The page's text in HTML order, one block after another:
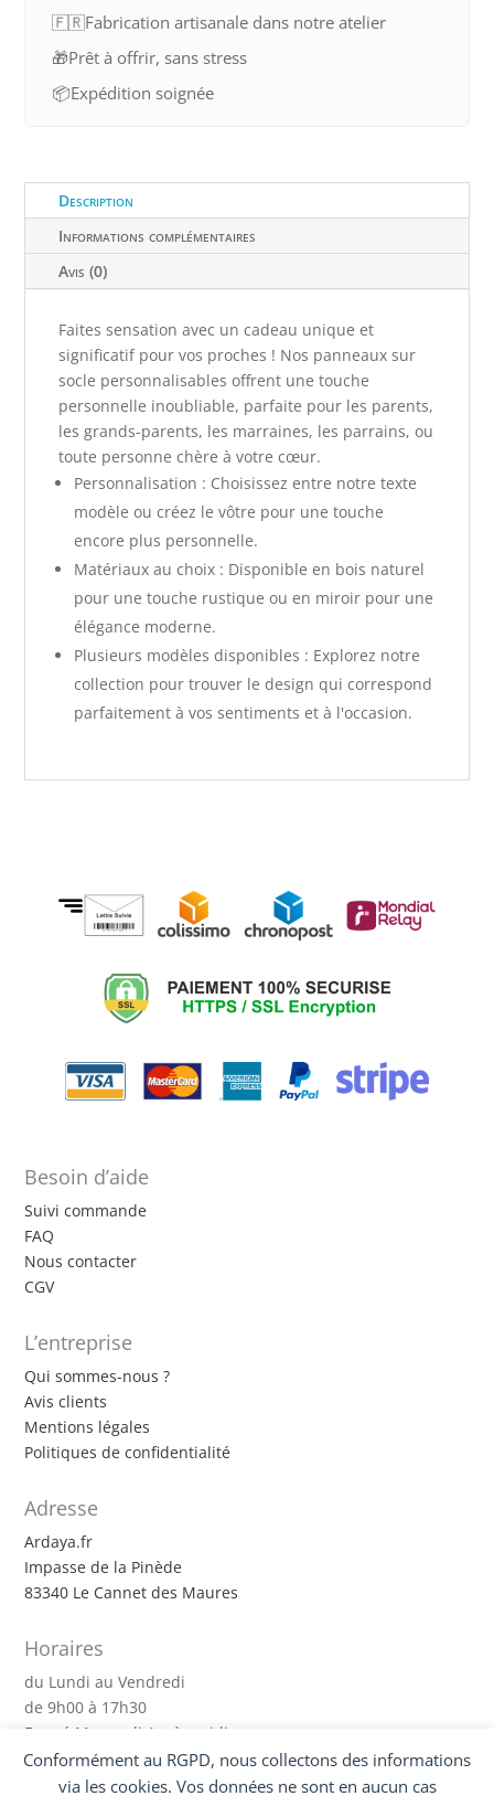
Conformément au RGPD, nous collectons des informations
via les cookies. Vos données ne sont en aucun cas
🇫🇷Fabrication artisanale dans notre atelier
🎁Prêt à offrir, sans stress
📦Expédition soignée
Description
Informations complémentaires
Avis (0)
Faites sensation avec un cadeau unique et
significatif pour vos proches ! Nos panneaux sur
socle personnalisables offrent une touche
personnelle inoubliable, parfaite pour les parents,
les grands-parents, les marraines, les parrains, ou
toute personne chère à votre cœur.
Personnalisation : Choisissez entre notre texte
modèle ou créez le vôtre pour une touche
encore plus personnelle.
Matériaux au choix : Disponible en bois naturel
pour une touche rustique ou en miroir pour une
élégance moderne.
Plusieurs modèles disponibles : Explorez notre
collection pour trouver le design qui correspond
parfaitement à vos sentiments et à l'occasion.
Besoin d’aide
Suivi commande
FAQ
Nous contacter
CGV
L’entreprise
Qui sommes-nous ?
Avis clients
Mentions légales
Politiques de confidentialité
Adresse
Ardaya.fr
Impasse de la Pinède
83340 Le Cannet des Maures
Horaires
du Lundi au Vendredi
de 9h00 à 17h30
Fermé Mercredi Après-midi
Suivez-nous !